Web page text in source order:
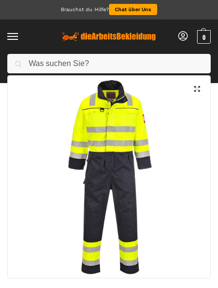
Brauchst du Hilfe? Chat über Uns
0
Start Arbeitskleidung Herren